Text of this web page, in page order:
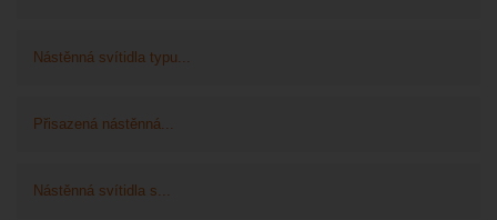
Nástěnná svítidla typu...
Přisazená nástěnná...
Nástěnná svítidla s...